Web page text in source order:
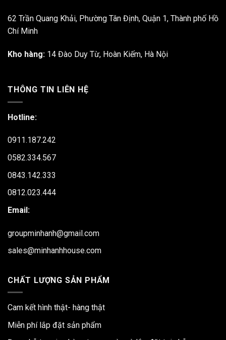
62 Trần Quang Khải, Phường Tân Định, Quận 1, Thành phố Hồ
Chí Minh
Kho hàng: 14 Đào Duy Từ, Hoàn Kiếm, Hà Nội
THÔNG TIN LIÊN HỆ
Hotline:
0911.187.242
0582.334.567
0843.142.333
0812.023.444
Email:
groupminhanh@gmail.com
sales@minhanhhouse.com
CHẤT LƯỢNG SẢN PHẨM
Cam kết hình thật- hàng thật
Miễn phí lắp đặt sản phẩm